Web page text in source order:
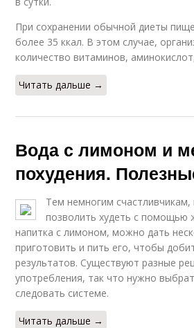
При сохранении обычной диеты
более 35 ккал. В этом случае,
количество витаминов,
Читать дальше →
Вода с лимоном и
похудения.
Тем немногим
позволить худеть с помощью
напитка с лимоном, можно дать
приготовить и пить его, чтобы
результатов. Существуют разные
употребления, так что нужно
следовать системе.
Читать дальше →